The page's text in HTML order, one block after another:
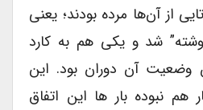
از آن‌ها مرده بودند؛ یعنی
شد و یکی هم به کارد
آن دوران بود. این
نبوده بار ها این اتفاق